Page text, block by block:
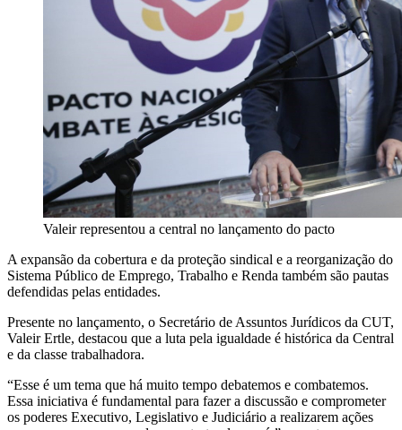
Valeir representou a central no lançamento do pacto
A expansão da cobertura e da proteção sindical e a reorganização do
Sistema Público de Emprego, Trabalho e Renda também são pautas
defendidas pelas entidades.
Presente no lançamento, o Secretário de Assuntos Jurídicos da CUT,
Valeir Ertle, destacou que a luta pela igualdade é histórica da Central
e da classe trabalhadora.
“Esse é um tema que há muito tempo debatemos e combatemos.
Essa iniciativa é fundamental para fazer a discussão e comprometer
os poderes Executivo, Legislativo e Judiciário a realizarem ações